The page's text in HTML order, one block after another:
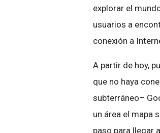
explorar el
usuarios a
conexión a
A partir de hoy,
que no haya
subterráneo–
un área el mapa
paso para llegar